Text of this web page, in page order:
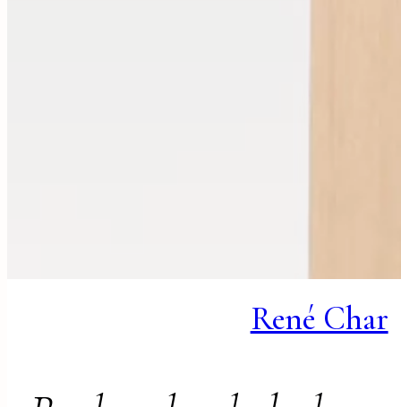
René Char